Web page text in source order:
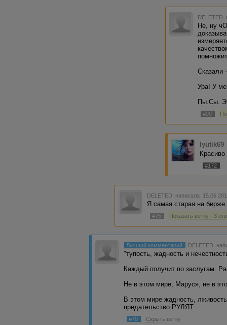
DELETED
Не, ну
Сказали
Ура! У
Пы.Сы.
#99
lyutik69
#172
DELETED написала
Я самая старая на
#75 Показать ветку - 3
Лучший комментарий DELETED
"тупость, жадность и
Каждый получит по заслугам.
Не в этом мире, Маруся, не в
В этом мире жадность,
предательство РУЛЯТ.
#70 Скрыть ветку